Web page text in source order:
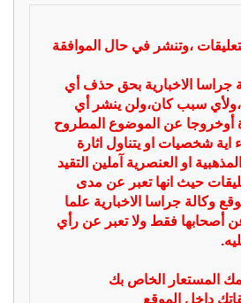
،وتنشر في حال الموافقة
جراسا الاخبارية بحق حذف أي
سبب كان،ولن ينشر أي
أوخروجا عن الموضوع المطروح
اية شخصيات او يتناول اثارة
او العنصرية آملين التقيد
حيث انها تعبر عن مدى
وكالة جراسا الاخبارية علما
عن أصحابها فقط ولا تعبر عن رأي
المستعار الخاص بك
داخل الموقع